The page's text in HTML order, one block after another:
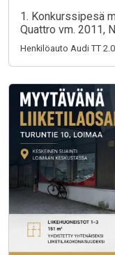
1. Konkurssipesä
Quattro vm. 2011,
Henkilöauto Audi TT